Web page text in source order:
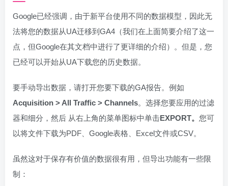
Google已经强调，由于新平台使用不同的数据模型，因此无
法将您的数据从UA迁移到GA4（我们在上面简要介绍了这一
点，但Google在其文档中进行了更详细的介绍）。但是，您
已经可以开始从UA下载您的历史数据。
要手动导出数据，请打开您要下载的GA报告。例如
Acquisition > All Traffic > Channels。选择您要应用的过滤
器和细分，然后 从右上角的菜单图标中单击EXPORT。 您可
以将文件下载为PDF、Google表格、Excel文件或CSV。
虽然这对于保存有价值的数据很有用，但导出功能有一些限
制：